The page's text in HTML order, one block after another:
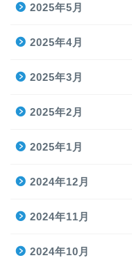
2025年5月
2025年4月
2025年3月
2025年2月
2025年1月
2024年12月
2024年11月
2024年10月